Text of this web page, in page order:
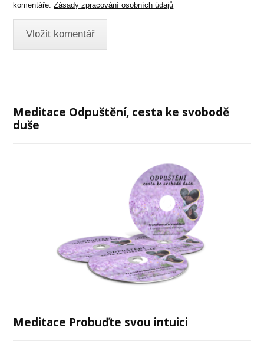
komentáře. Zásady zpracování osobních údajů
Meditace Odpuštění, cesta ke svobodě
duše
Meditace Probuďte svou intuici